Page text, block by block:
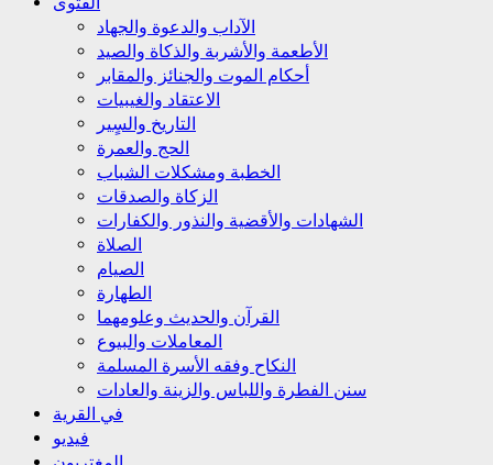
الآداب والدعوة والجهاد
الأطعمة والأشربة والذكاة والصيد
أحكام الموت والجنائز والمقابر
الاعتقاد والغيبيات
التاريخ والسٍير
الحج والعمرة
الخطبة ومشكلات الشباب
الزكاة والصدقات
الشهادات والأقضية والنذور والكفارات
الصلاة
الصيام
الطهارة
القرآن والحديث وعلومهما
المعاملات والبيوع
النكاح وفقه الأسرة المسلمة
سنن الفطرة واللباس والزينة والعادات
في القرية
فيديو